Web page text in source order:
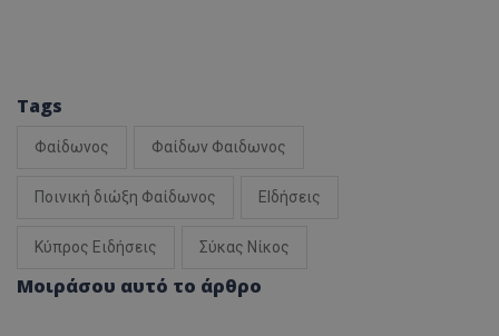
Tags
Φαίδωνος Φαίδων Φαιδωνος
Ποινική διώξη Φαίδωνος ΕΙδήσεις
Κύπρος Ειδήσεις Σύκας Νίκος
Μοιράσου αυτό το άρθρο